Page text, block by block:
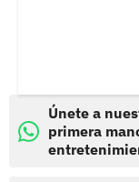
Únete a
primera